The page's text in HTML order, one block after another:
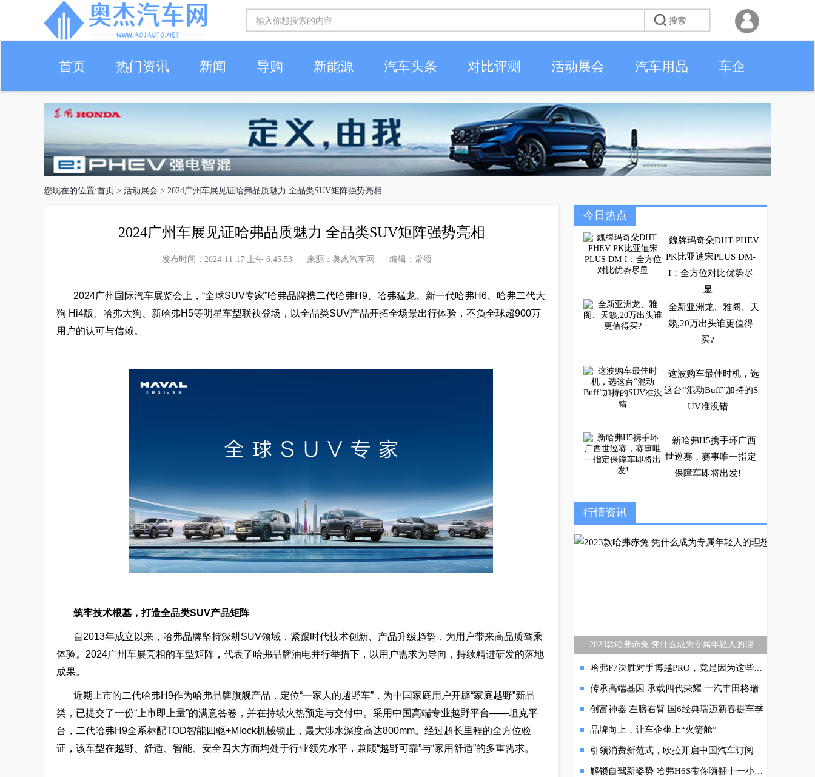
首页 热门资讯 新闻 导购 新能源 汽车头条 对比评测 活动展会 汽车用品 车企
您现在的位置:首页 > 活动展会 > 2024广州车展见证哈弗品质魅力 全品类SUV矩阵强势亮相
2024广州车展见证哈弗品质魅力 全品类SUV矩阵强势亮相
发布时间：2024-11-17 上午 6:45:53 来源：奥杰汽车网 编辑：常颂
2024广州国际汽车展览会上，“全球SUV专家”哈弗品牌携二代哈弗H9、哈弗猛龙、新一代哈弗H6、哈弗二代大
狗 Hi4版、哈弗大狗、新哈弗H5等明星车型联袂登场，以全品类SUV产品开拓全场景出行体验，不负全球超900万
用户的认可与信赖。
筑牢技术根基，打造全品类SUV产品矩阵
自2013年成立以来，哈弗品牌坚持深耕SUV领域，紧跟时代技术创新、产品升级趋势，为用户带来高品质驾乘
体验。2024广州车展亮相的车型矩阵，代表了哈弗品牌油电并行举措下，以用户需求为导向，持续精进研发的落地
成果。
近期上市的二代哈弗H9作为哈弗品牌旗舰产品，定位“一家人的越野车”，为中国家庭用户开辟“家庭越野”新品
类，已提交了一份“上市即上量”的满意答卷，并在持续火热预定与交付中。采用中国高端专业越野平台——坦克平
台，二代哈弗H9全系标配TOD智能四驱+Mlock机械锁止，最大涉水深度高达800mm。经过超长里程的全方位验
证，该车型在越野、舒适、智能、安全四大方面均处于行业领先水平，兼顾“越野可靠”与“家用舒适”的多重需求。
今日热点
魏牌玛奇朵DHT-PHEV
PK比亚迪宋PLUS DM-
I：全方位对比优势尽
显
全新亚洲龙、雅阁、天
籁,20万出头谁更值得
买?
这波购车最佳时机，选
这台“混动Buff”加持的S
UV准没错
新哈弗H5携手环广西
世巡赛，赛事唯一指定
保障车即将出发!
城汽车加速生态出海
行情资讯
2023款哈弗赤兔 凭什么成为专属年轻人的理
哈弗F7决胜对手博越PRO，竟是因为这些原因……
传承高端基因 承载四代荣耀 一汽丰田格瑞维亚破局而来
创富神器 左膀右臂 国6经典瑞迈新春提车季
品牌向上，让车企坐上“火箭舱”
引领消费新范式，欧拉开启中国汽车订阅化服务新时代！
解锁自驾新姿势 哈弗H6S带你嗨翻十一小长假